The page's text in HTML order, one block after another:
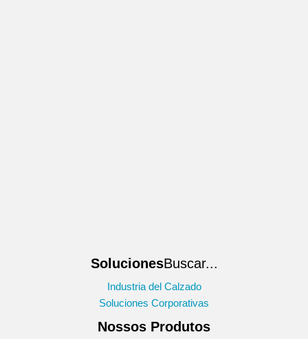
SolucionesBuscar...
Industria del Calzado
Soluciones Corporativas
Nossos Produtos